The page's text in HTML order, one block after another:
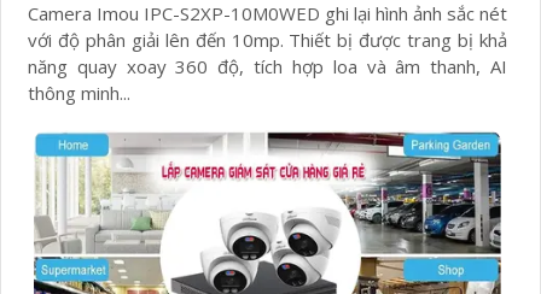
Camera Imou IPC-S2XP-10M0WED ghi lại hình ảnh sắc nét
với độ phân giải lên đến 10mp. Thiết bị được trang bị khả
năng quay xoay 360 độ, tích hợp loa và âm thanh, AI
thông minh...